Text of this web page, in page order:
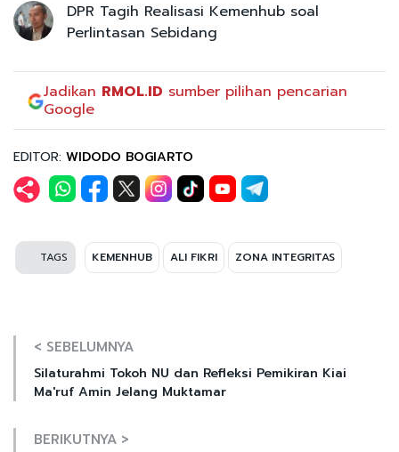
DPR Tagih Realisasi Kemenhub soal
Perlintasan Sebidang
Jadikan RMOL.ID sumber pilihan pencarian
Google
EDITOR: WIDODO BOGIARTO
TAGS KEMENHUB ALI FIKRI ZONA INTEGRITAS
< SEBELUMNYA
Silaturahmi Tokoh NU dan Refleksi Pemikiran Kiai
Ma'ruf Amin Jelang Muktamar
BERIKUTNYA >